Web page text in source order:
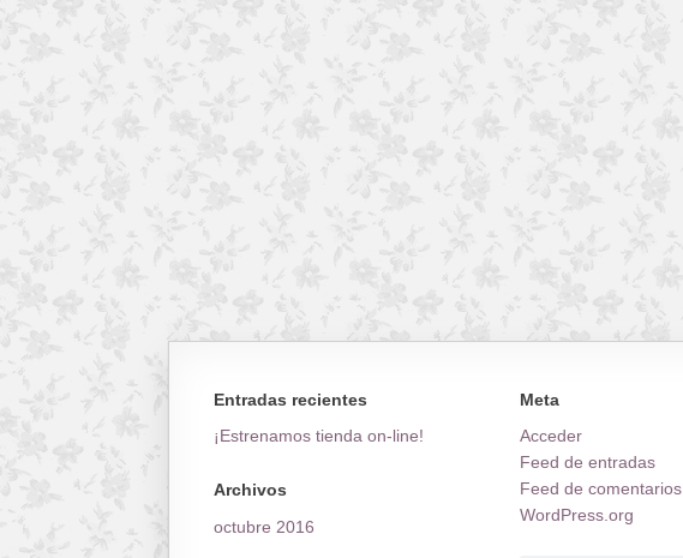
Entradas recientes
¡Estrenamos tienda on-line!
Archivos
octubre 2016
Meta
Acceder
Feed de entradas
Feed de comentarios
WordPress.org